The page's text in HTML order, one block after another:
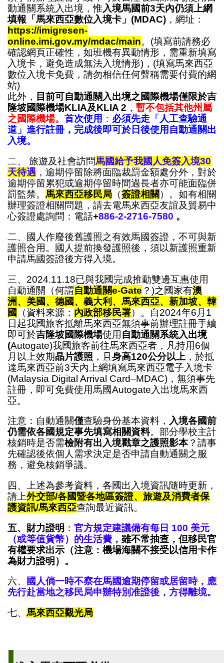
動通關系統入出境，惟入境馬國前3天內仍須上網
填報「馬來西亞數位入境卡」(MDAC) ，網址：
https://imigresen-
online.imi.gov.my/mdac/main。(填寫前請務必
確認網頁正確性，如班機有異動情形，需重新填寫
入境卡，避免造成無法入境情形)，(填寫馬來西亞
數位入境卡免費，請勿相信任何聲稱需要付費的網
站)
此外， 目前可自動通關入出境之國際機場僅限於吉
隆坡國際機場KLIA及KLIA 2 ， 暫不包括其他州屬
之國際機場。 首次使用 ： 必須先走「人工查驗通
道」進行註冊，完成後即可於日後使用自動通關出
入境。
二、 旅遊及社會訪問馬國給予我國人免簽入境30
天待遇 ，逾期停留除將面臨裁罰金額處分外，對於
逾期停留累犯或逾期停留時間過長者亦可能面臨併
罰監禁。 馬來西亞移民局 （簽證相關 ）。如有相關
辦理簽證相關問題，請去電馬來西亞友誼及貿易中
心簽證處詢問：電話+886-2-2716-7580 。
二、國人作廢後舊護照之有效馬國簽證，不可與新
護照合用。國人提前換發護照後，須以新護照重新
申請馬國簽證後方得入境。
三、2024.11.18已與我國完成推動雙邊互惠使用
自動通關（何謂自動通關e-Gate ？)之國家有澳
洲、美國、德國、義大利、馬來西亞、新加坡、韓
國
（資料來源： 內政部移民署）。自2024年6月1
日起我國旅客抵離馬來西亞無須事前辦理註冊手續
即可於吉隆坡國際機場使用自動通關系統入出境
(Autogate)我國旅客前往馬來西亞者，凡持用6個
月以上效期晶片護照 ，且 身高120公分以上 ，於抵
達馬來西亞前3天內上網填寫馬來西亞電子入境卡
(Malaysia Digital Arrival Card–MDAC)，無須事先
註冊，即可免費使用馬國Autogate入出境馬來西
亞。
注意：自動通關僅查驗身份基本資料， 入境各國前
仍需依各國規定事先填寫相關資料。部分學校主計
核銷時是否需檢附有出入境戳章之護照影本？請事
先確認後依個人需求決定是否申請自動通關之服
務，避免核銷爭議。
四、上述為參考資料，各國出入境資訊隨時更新，
請上外交部/各國暨各地區簽證、旅遊及消費者保
護資訊/馬來西亞查詢最近資訊。
五、財力證明 ： 官方規定建議備有每日 100 美元
（或等值貨幣）的生活費 ，雖不常抽查，但移民官
有權要求出示（注意：機場海關不接受以信用卡作
為財力證明）。
六、
國人倘一時不察在馬國逾期停留或居留時，應
先行赴當地之移民局申辦特別准證後，方得離境。
七、 馬來西亞觀光局